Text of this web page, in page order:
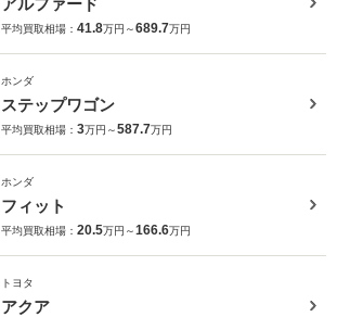
平均買取相場： 41.8万円～689.7万円
ホンダ
ステップワゴン
平均買取相場： 3万円～587.7万円
ホンダ
フィット
平均買取相場： 20.5万円～166.6万円
トヨタ
アクア